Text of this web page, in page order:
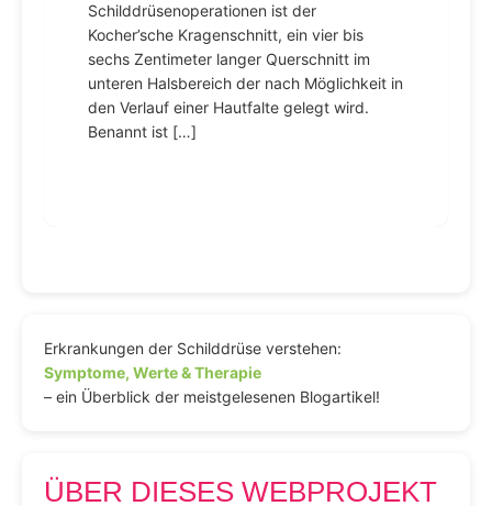
Schilddrüsenoperationen ist der
Kocher’sche Kragenschnitt, ein vier bis
sechs Zentimeter langer Querschnitt im
unteren Halsbereich der nach Möglichkeit in
den Verlauf einer Hautfalte gelegt wird.
Benannt ist […]
Erkrankungen der Schilddrüse verstehen:
Symptome, Werte & Therapie
– ein Überblick der meistgelesenen Blogartikel!
ÜBER DIESES WEBPROJEKT